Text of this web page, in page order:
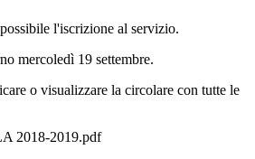
l'iscrizione al servizio.
mercoledì 19 settembre.
o visualizzare la circolare con tutte le
2018-2019.pdf